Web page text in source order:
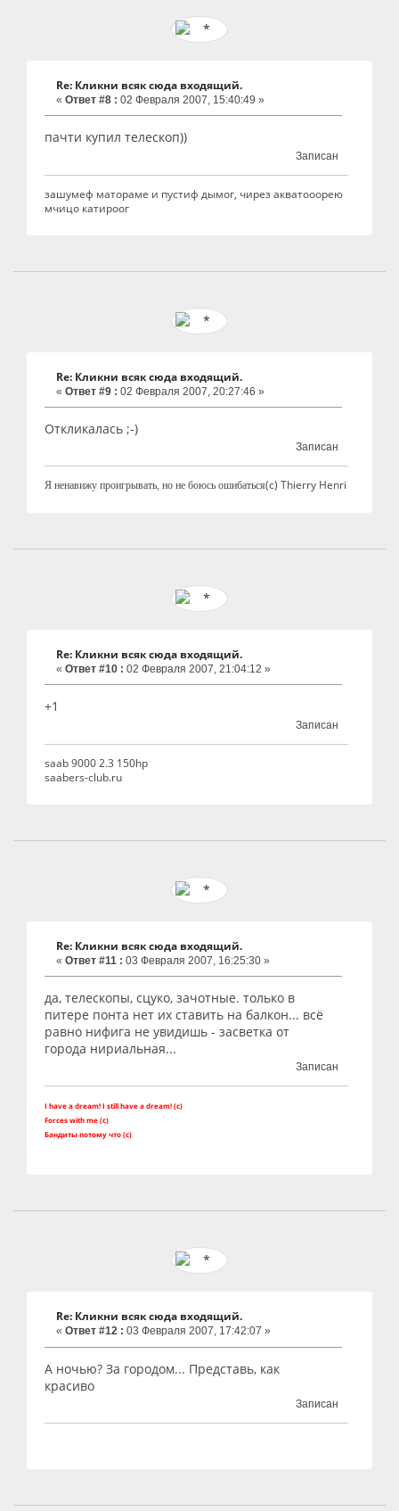
Re: Кликни всяк сюда входящий.
« Ответ #8 : 02 Февраля 2007, 15:40:49 »
пачти купил телескоп))
Записан
зашумеф матораме и пустиф дымог, чирез акватооорею
мчицо катироог
Re: Кликни всяк сюда входящий.
« Ответ #9 : 02 Февраля 2007, 20:27:46 »
Откликалась ;-)
Записан
Я ненавижу проигрывать, но не боюсь ошибаться(с) Thierry Henri
Re: Кликни всяк сюда входящий.
« Ответ #10 : 02 Февраля 2007, 21:04:12 »
+1
Записан
saab 9000 2.3 150hp
saabers-club.ru
Re: Кликни всяк сюда входящий.
« Ответ #11 : 03 Февраля 2007, 16:25:30 »
да, телескопы, сцуко, зачотные. только в
питере понта нет их ставить на балкон... всё
равно нифига не увидишь - засветка от
города нириальная...
Записан
I have a dream! I still have a dream! (c)
Forces with me (c)
Бандиты потому что (с)
Re: Кликни всяк сюда входящий.
« Ответ #12 : 03 Февраля 2007, 17:42:07 »
А ночью? За городом... Представь, как
красиво
Записан